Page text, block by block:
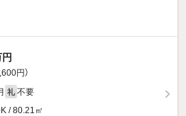
円）
礼 不要
/ 80.21㎡